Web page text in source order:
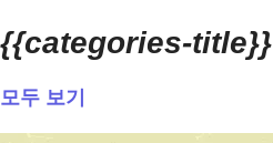
{{categories-title}}
모두 보기